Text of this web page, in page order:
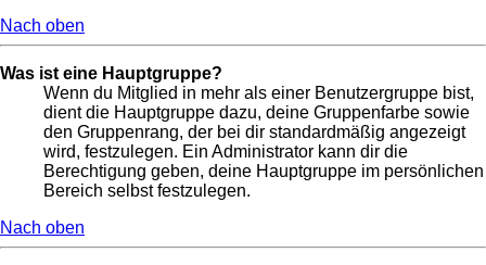
Nach oben
Was ist eine Hauptgruppe?
Wenn du Mitglied in mehr als einer Benutzergruppe bist,
dient die Hauptgruppe dazu, deine Gruppenfarbe sowie
den Gruppenrang, der bei dir standardmäßig angezeigt
wird, festzulegen. Ein Administrator kann dir die
Berechtigung geben, deine Hauptgruppe im persönlichen
Bereich selbst festzulegen.
Nach oben